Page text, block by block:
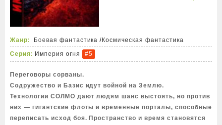
Жанр: Боевая фантастика /Космическая фантастика
Серия: Империя огня #5
Переговоры сорваны.
Содружество и Базис идут войной на Землю.
Технологии СОЛМО дают людям шанс выстоять, но против
них — гигантские флоты и временные порталы, способные
переписать исход боя. Пространство и время становятся